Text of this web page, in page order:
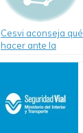
Cesvi aconseja qué
hacer ante la